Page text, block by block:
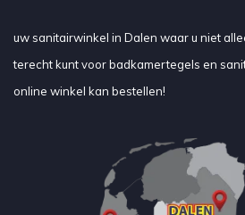
uw sanitairwinkel in Dalen waar u niet
terecht kunt voor badkamertegels en
online winkel kan bestellen!